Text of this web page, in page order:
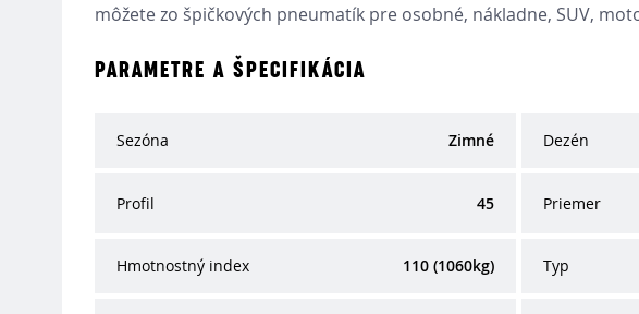
môžete zo špičkových pneumatík pre osobné, nákladne, SUV,
PARAMETRE A ŠPECIFIKÁCIA
Sezóna Zimné Dezén
Profil 45 Priemer
Hmotnostný index 110 (1060kg) Typ